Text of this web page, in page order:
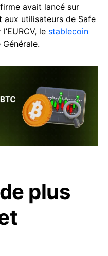
avait lancé sur
utilisateurs de Safe
le stablecoin
plus